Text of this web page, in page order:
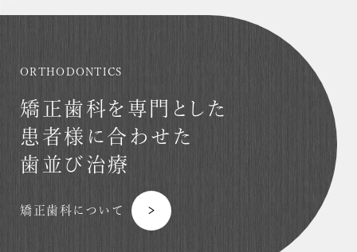
ORTHODONTICS
矯正歯科を専門とした
患者様に合わせた
歯並び治療
矯正歯科について